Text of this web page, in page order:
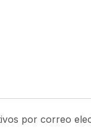
por correo